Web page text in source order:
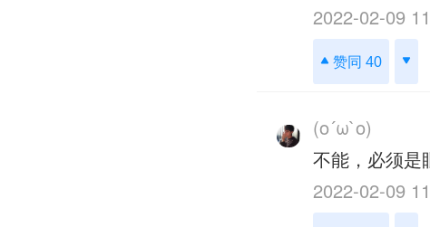
2022-02-09
赞同 40
(o´ω`o)
不能，必须是
2022-02-09